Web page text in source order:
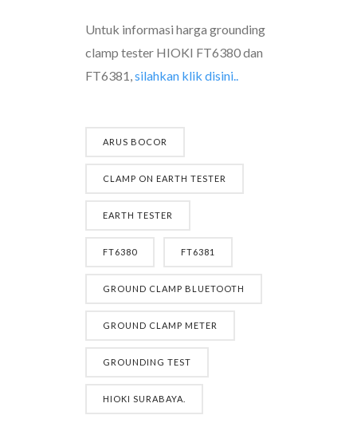
Untuk informasi harga grounding
clamp tester HIOKI FT6380 dan
FT6381,silahkan klik disini..
ARUS BOCOR
CLAMP ON EARTH TESTER
EARTH TESTER
FT6380 FT6381
GROUND CLAMP BLUETOOTH
GROUND CLAMP METER
GROUNDING TEST
HIOKI SURABAYA.